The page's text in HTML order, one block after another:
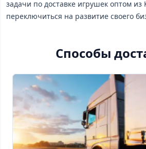
задачи по доставке игрушек оптом из
переключиться на развитие своего
Способы